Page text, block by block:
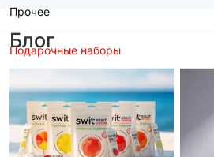
Прочее
Подарочные наборы
Блог